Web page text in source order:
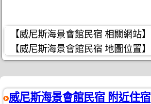
【威尼斯海景會館民宿 相關網站】
【威尼斯海景會館民宿 地圖位置】
威尼斯海景會館民宿 附近住宿